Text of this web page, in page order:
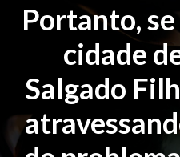
Portanto,
cidade
Salgado